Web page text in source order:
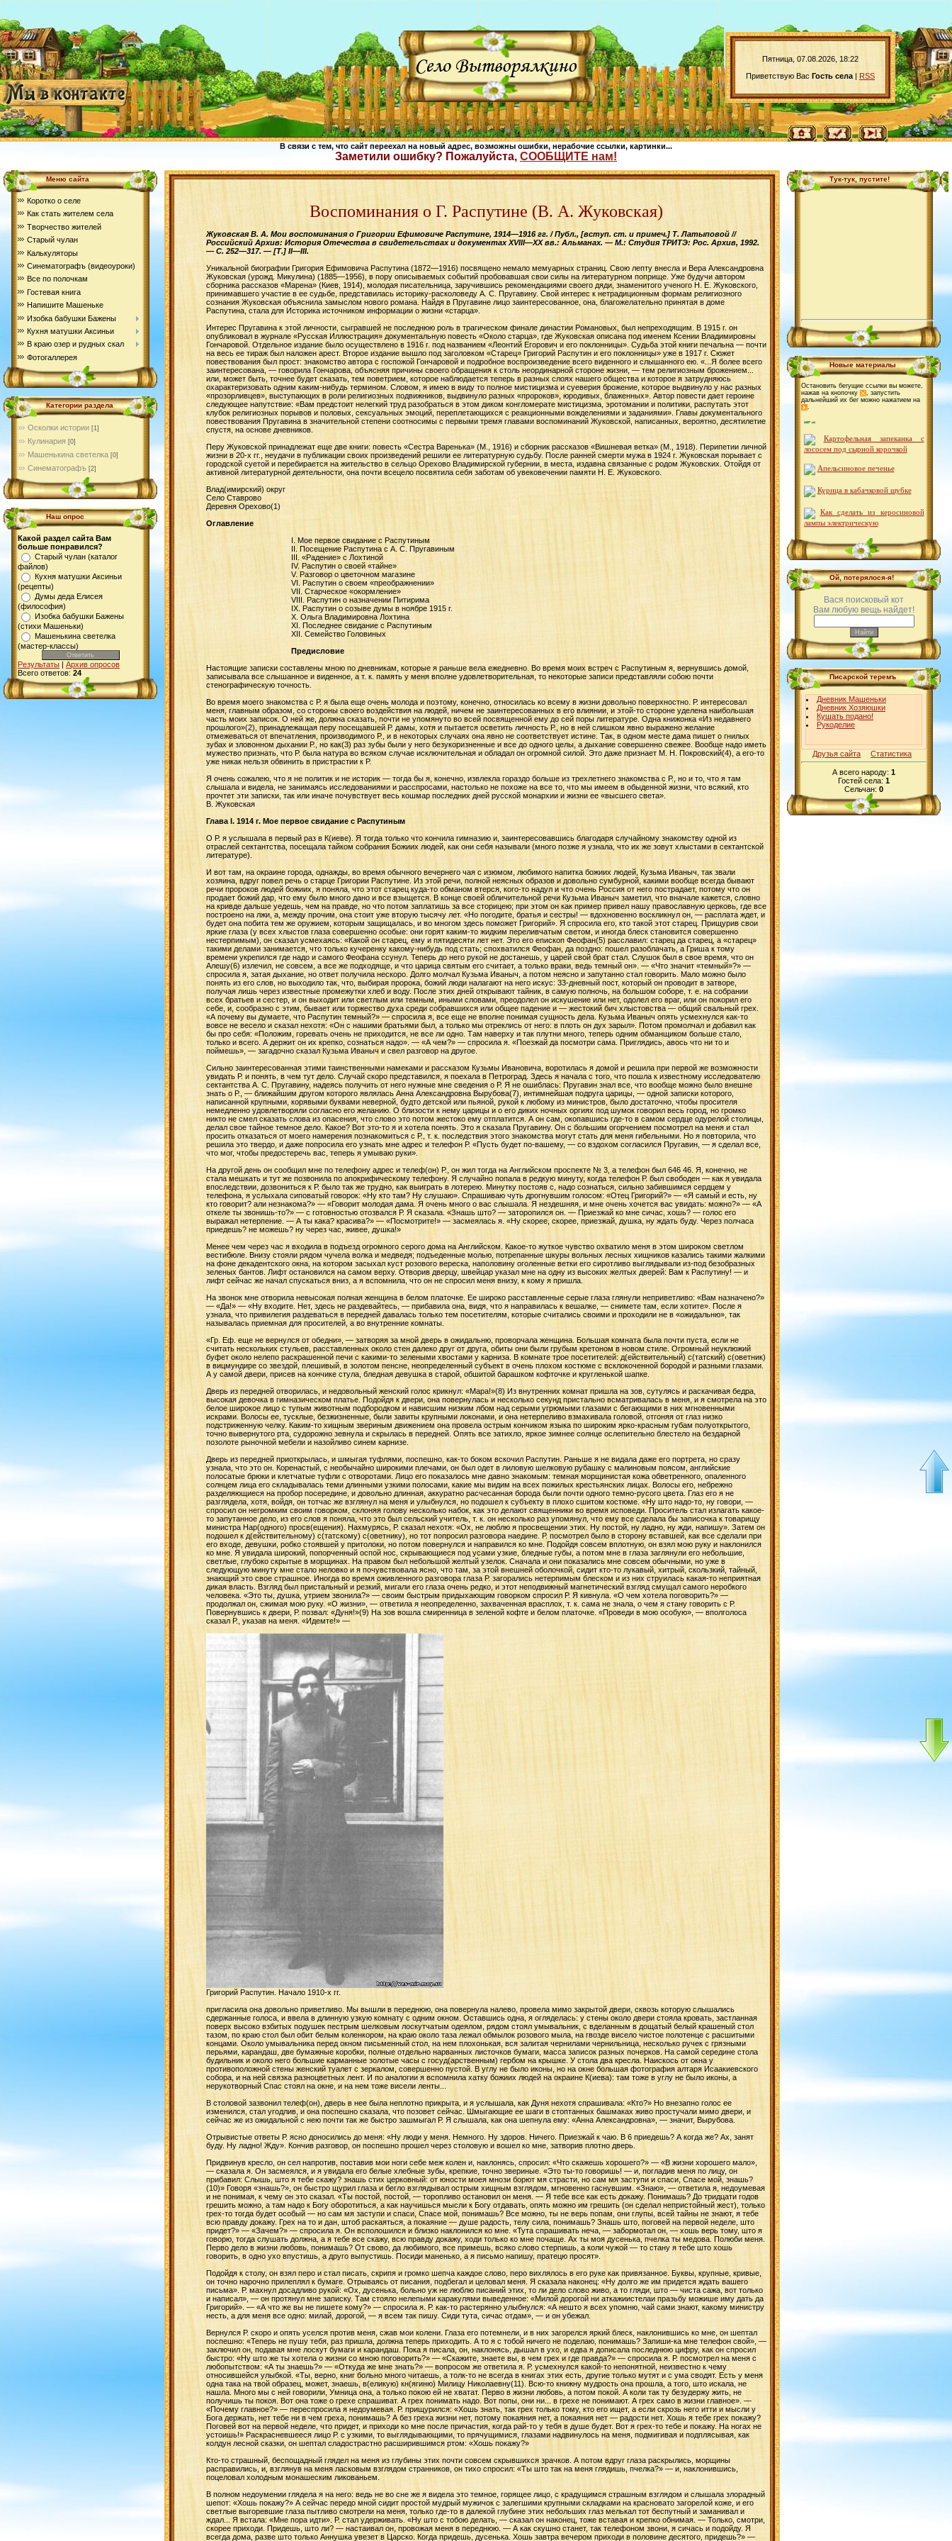
Пятница, 07.08.2026, 18:22
Приветствую Вас Гость села | RSS
В связи с тем, что сайт переехал на новый адрес, возможны ошибки, нерабочие ссылки, картинки...
Заметили ошибку? Пожалуйста, СООБЩИТЕ нам!
Меню сайта
Коротко о селе
Как стать жителем села
Творчество жителей
Старый чулан
Калькуляторы
Синематографъ (видеоуроки)
Все по полочкам
Гостевая книга
Напишите Машеньке
Изобка бабушки Бажены
Кухня матушки Аксиньи
В краю озер и рудных скал
Фотогаллерея
Категории раздела
Осколки истории [1]
Кулинария [0]
Машенькина светелка [0]
Синематографъ [2]
Наш опрос
Какой раздел сайта Вам
больше понравился?
Старый чулан (каталог
файлов)
Кухня матушки Аксиньи
(рецепты)
Думы деда Елисея
(философия)
Изобка бабушки Бажены
(стихи Машеньки)
Машенькина светелка
(мастер-классы)
Результаты | Архив опросов
Всего ответов: 24
Воспоминания о Г. Распутине (В. А. Жуковская)
Жуковская В. А. Мои воспоминания о Григории Ефимовиче Распутине, 1914—1916 гг. / Публ., [вступ. ст. и примеч.] Т. Латыповой //
Российский Архив: История Отечества в свидетельствах и документах XVIII—XX вв.: Альманах. — М.: Студия ТРИТЭ: Рос. Архив, 1992.
— С. 252—317. — [Т.] II—III.
Уникальной биографии Григория Ефимовича Распутина (1872—1916) посвящено немало мемуарных страниц. Свою лепту внесла и Вера Александровна
Жуковская (урожд. Микулина) (1885—1956), в пору описываемых событий пробовавшая свои силы на литературном поприще. Уже будучи автором
сборника рассказов «Марена» (Киев, 1914), молодая писательница, заручившись рекомендациями своего дяди, знаменитого ученого Н. Е. Жуковского,
принимавшего участие в ее судьбе, представилась историку-расколоведу А. С. Пругавину. Свой интерес к нетрадиционным формам религиозного
сознания Жуковская объяснила замыслом нового романа. Найдя в Пругавине лицо заинтересованное, она, благожелательно принятая в доме
Распутина, стала для Историка источником информации о жизни «старца».
Интерес Пругавина к этой личности, сыгравшей не последнюю роль в трагическом финале династии Романовых, был непреходящим. В 1915 г. он
опубликовал в журнале «Русская Иллюстрация» документальную повесть «Около старца», где Жуковская описана под именем Ксении Владимировны
Гончаровой. Отдельное издание было осуществлено в 1916 г. под названием «Леонтий Егорович и его поклонницы». Судьба этой книги печальна — почти
на весь ее тираж был наложен арест. Второе издание вышло под заголовком «Старец» Григорий Распутин и его поклонницы» уже в 1917 г. Сюжет
повествования был прост: знакомство автора с госпожой Гончаровой и подробное воспроизведение всего виденного и слышанного ею. «...Я более всего
заинтересована, — говорила Гончарова, объясняя причины своего обращения к столь неординарной стороне жизни, — тем религиозным брожением...
или, может быть, точнее будет сказать, тем поветрием, которое наблюдается теперь в разных слоях нашего общества и которое я затрудняюсь
охарактеризовать одним каким-нибудь термином. Словом, я имею в виду то полное мистицизма и суеверия брожение, которое выдвинуло у нас разных
«прозорливцев», выступающих в роли религиозных подвижников, выдвинуло разных «пророков», юродивых, блаженных». Автор повести дает героине
следующее напутствие: «Вам предстоит нелегкий труд разобраться в этом диком конгломерате мистицизма, эротомании и политики, распутать этот
клубок религиозных порывов и половых, сексуальных эмоций, переплетающихся с реакционными вожделениями и заданиями». Главы документального
повествования Пругавина в значительной степени соотносимы с первыми тремя главами воспоминаний Жуковской, написанных, вероятно, десятилетие
спустя, на основе дневников.
Перу Жуковской принадлежат еще две книги: повесть «Сестра Варенька» (М., 1916) и сборник рассказов «Вишневая ветка» (М., 1918). Перипетии личной
жизни в 20-х гг., неудачи в публикации своих произведений решили ее литературную судьбу. После ранней смерти мужа в 1924 г. Жуковская порывает с
городской суетой и перебирается на жительство в сельцо Орехово Владимирской губернии, в места, издавна связанные с родом Жуковских. Отойдя от
активной литературной деятельности, она почти всецело посвятила себя заботам об увековечении памяти Н. Е. Жуковского.
Влад(имирский) округ
Село Ставрово
Деревня Орехово(1)
Оглавление
I. Мое первое свидание с Распутиным
II. Посещение Распутина с А. С. Пругавиным
III. «Радение» с Лохтиной
IV. Распутин о своей «тайне»
V. Разговор о цветочном магазине
VI. Распутин о своем «преображнении»
VII. Старческое «окормление»
VIII. Распутин о назначении Питирима
IX. Распутин о созыве думы в ноябре 1915 г.
X. Ольга Владимировна Лохтина
XI. Последнее свидание с Распутиным
XII. Семейство Головиных
Предисловие
Настоящие записки составлены мною по дневникам, которые я раньше вела ежедневно. Во время моих встреч с Распутиным я, вернувшись домой,
записывала все слышанное и виденное, а т. к. память у меня вполне удовлетворительная, то некоторые записи представляли собою почти
стенографическую точность.
Во время моего знакомства с Р. я была еще очень молода и поэтому, конечно, относилась ко всему в жизни довольно поверхностно. Р. интересовал
меня, главным образом, со стороны своего воздействия на людей, ничем не заинтересованных в его влиянии, и этой-то стороне уделена наибольшая
часть моих записок. О ней же, должна сказать, почти не упомянуто во всей посвященной ему до сей поры литературе. Одна книжонка «Из недавнего
прошлого»(2), принадлежащая перу посещавшей Р. дамы, хотя и пытается осветить личность Р., но в ней слишком явно выражено желание
отмежеваться от впечатления, производимого Р., и в некоторых случаях она явно не соответствует истине. Так, в одном месте дама пишет о гнилых
зубах и зловонном дыхании Р., но как(3) раз зубы были у него безукоризненные и все до одного целы, а дыхание совершенно свежее. Вообще надо иметь
мужество признать, что Р. была натура во всяком случае исключительная и обладал он огромной силой. Это даже признает М. Н. Покровский(4), а его-то
уже никак нельзя обвинить в пристрастии к Р.
Я очень сожалею, что я не политик и не историк — тогда бы я, конечно, извлекла гораздо больше из трехлетнего знакомства с Р., но и то, что я там
слышала и видела, не занимаясь исследованиями и расспросами, настолько не похоже на все то, что мы имеем в обыденной жизни, что всякий, кто
прочтет эти записки, так или иначе почувствует весь кошмар последних дней русской монархии и жизни ее «высшего света».
В. Жуковская
Глава I. 1914 г. Мое первое свидание с Распутиным
О Р. я услышала в первый раз в К(иеве). Я тогда только что кончила гимназию и, заинтересовавшись благодаря случайному знакомству одной из
отраслей сектантства, посещала тайком собрания Божиих людей, как они себя называли (много позже я узнала, что их же зовут хлыстами в сектантской
литературе).
И вот там, на окраине города, однажды, во время обычного вечернего чая с изюмом, любимого напитка божиих людей, Кузьма Иваныч, так звали
хозяина, вдруг повел речь о старце Григории Распутине. Из этой речи, полной неясных образов и довольно сумбурной, какими вообще всегда бывают
речи пророков людей божиих, я поняла, что этот старец куда-то обманом втерся, кого-то надул и что очень Россия от него пострадает, потому что он
продает божий дар, что ему было много дано и все взыщется. В конце своей обличительной речи Кузьма Иваныч заметил, что вначале кажется, словно
на кривде дальше уедешь, чем на правде, но что потом заплатишь за все сторицею; при этом он как пример привел нашу православную церковь, где все
построено на лжи, а, между прочим, она стоит уже вторую тысячу лет. «Но погодите, братья и сестры! — вдохновенно воскликнул он, — расплата ждет, и
будет она побита тем же оружием, которым защищалась, и во многом здесь поможет Григорий». Я спросила его, кто такой этот старец. Прищурив свои
яркие глаза (у всех хлыстов глаза совершенно особые: они горят каким-то жидким переливчатым светом, и иногда блеск становится совершенно
нестерпимым), он сказал усмехаясь: «Какой он старец, ему и пятидесяти лет нет. Это его епископ Феофан(5) расславил: старец да старец, а «старец»
такими делами занимается, что только кучеренку какому-нибудь под стать; спохватился Феофан, да поздно: пошел разоблачать, а Гриша к тому
времени укрепился где надо и самого Феофана ссунул. Теперь до него рукой не достанешь, у царей свой брат стал. Слушок был в свое время, что он
Алешу(6) излечил, не совсем, а все же подходяще, и что царица святым его считает, а только враки, ведь темный он». — «Что значит «темный»?» —
спросила я, затая дыхание, но ответ получила нескоро. Долго молчал Кузьма Иваныч, а потом неясно и запутанно стал говорить. Мало можно было
понять из его слов, но выходило так, что, выбирая пророка, божий люди налагают на него искус: 33-дневный пост, который он проводит в затворе,
получая лишь через известные промежутки хлеб и воду. После этих дней открывают тайник, в самую полночь, на большом соборе, т. е. на собрании
всех братьев и сестер, и он выходит или светлым или темным, иными словами, преодолел он искушение или нет, одолел его враг, или он покорил его
себе, и, сообразно с этим, бывает или торжество духа среди собравшихся или общее падение и — жестокий бич хлыстовства — общий свальный грех.
«А почему вы думаете, что Распутин темный?» — спросила я, все еще не вполне понимая сущность дела. Кузьма Иваныч опять усмехнулся как-то
вовсе не весело и сказал нехотя: «Он с нашими братьями был, а только мы отреклись от него: в плоть он дух зарыл». Потом промолчал и добавил как
бы про себя: «Положим, горевать очень не приходится, не все ли одно. Там наверху и так плутни много, теперь одним обманщиком больше стало,
только и всего. А держит он их крепко, сознаться надо». — «А чем?» — спросила я. «Поезжай да посмотри сама. Приглядись, авось что ни то и
поймешь», — загадочно сказал Кузьма Иваныч и свел разговор на другое.
Сильно заинтересованная этими таинственными намеками и рассказом Кузьмы Ивановича, воротилась я домой и решила при первой же возможности
увидать Р. и понять, в чем тут дело. Случай скоро представился, я поехала в Петроград. Здесь я начала с того, что пошла к известному исследователю
сектантства А. С. Пругавину, надеясь получить от него нужные мне сведения о Р. Я не ошиблась: Пругавин знал все, что вообще можно было внешне
знать о Р., — ближайшим другом которого являлась Анна Александровна Вырубова(7), интимнейшая подруга царицы, — одной записки которого,
написанной крупными, корявыми буквами неверной, будто детской или пьяной, рукой к любому из министров, было достаточно, чтобы просителя
немедленно удовлетворяли согласно его желанию. О близости к нему царицы и о его диких ночных оргиях под шумок говорил весь город, но громко
никто не смел сказать слова из опасения, что слово это потом жестоко ему отплатится. А он сам, окопавшись где-то в самом сердце одурелой столицы,
делал свое тайное темное дело. Какое? Вот это-то я и хотела понять. Это я сказала Пругавину. Он с большим огорчением посмотрел на меня и стал
просить отказаться от моего намерения познакомиться с Р., т. к. последствия этого знакомства могут стать для меня гибельными. Но я повторила, что
решила это твердо, и даже попросила его узнать мне адрес и телефон Р. «Пусть будет по-вашему, — со вздохом согласился Пругавин, — я сделал все,
что мог, чтобы предостеречь вас, теперь я умываю руки».
На другой день он сообщил мне по телефону адрес и телеф(он) Р., он жил тогда на Английском проспекте № 3, а телефон был 646 46. Я, конечно, не
стала мешкать и тут же позвонила по апокрифическому телефону. Я случайно попала в редкую минуту, когда телефон Р. был свободен — как я увидала
впоследствии, дозвониться к Р. было так же трудно, как выиграть в лотерею. Минутку постояв с, надо сознаться, сильно забившимся сердцем у
телефона, я услыхала сиповатый говорок: «Ну кто там? Ну слушаю». Спрашиваю чуть дрогнувшим голосом: «Отец Григорий?» — «Я самый и есть, ну
кто говорит? али незнакома?» — «Говорит молодая дама. Я очень много о вас слышала. Я нездешняя, и мне очень хочется вас увидать: можно?» — «А
откеле ты звонишь-то?» — с готовностью отозвался Р. Я сказала. «Знашь што? — заторопился он. — Приезжай ко мне сичас, хошь? — голос его
выражал нетерпение. — А ты кака? красива?» — «Посмотрите!» — засмеялась я. «Ну скорее, скорее, приезжай, душка, ну ждать буду. Через полчаса
приедешь? не можешь? ну через час, живее, душка!»
Менее чем через час я входила в подъезд огромного серого дома на Английском. Какое-то жуткое чувство охватило меня в этом широком светлом
вестибюле. Внизу стояли рядом чучела волка и медведя; подъеденные молью, потрепанные шкуры вольных лесных хищников казались такими жалкими
на фоне декадентского окна, на котором засыхал куст розового вереска, наполовину оголенные ветки его сиротливо выглядывали из-под безобразных
зеленых бантов. Лифт остановился на самом верху. Отворив дверцу, швейцар указал мне на одну из высоких желтых дверей: Вам к Распутину! — и
лифт сейчас же начал спускаться вниз, а я вспомнила, что он не спросил меня внизу, к кому я пришла.
На звонок мне отворила невысокая полная женщина в белом платочке. Ее широко расставленные серые глаза глянули неприветливо: «Вам назначено?»
— «Да!» — «Ну входите. Нет, здесь не раздевайтесь, — прибавила она, видя, что я направилась к вешалке, — снимете там, если хотите». После я
узнала, что привилегия раздеваться в передней давалась только тем посетителям, которые считались своими и проходили не в «ожидальню», так
называлась приемная для просителей, а во внутренние комнаты.
«Гр. Еф. еще не вернулся от обедни», — затворяя за мной дверь в ожидальню, проворчала женщина. Большая комната была почти пуста, если не
считать нескольких стульев, расставленных около стен далеко друг от друга, обиты они были грубым кретоном в новом стиле. Огромный неуклюжий
буфет около нелепо раскрашенной печи с какими-то зелеными хвостами у карниза. В комнате трое посетителей: д(ействительный) с(татский) с(оветник)
в вицмундире со звездой, плешивый, в золотом пенсне, неопределенный субъект в очень плохом костюме с всклокоченной бородой и разными глазами.
А у самой двери, присев на кончике стула, бледная девушка в старой, обшитой барашком кофточке и кругленькой шапке.
Дверь из передней отворилась, и недовольный женский голос крикнул: «Мара!»(8) Из внутренних комнат пришла на зов, сутулясь и раскачивая бедра,
высокая девочка в гимназическом платье. Подойдя к двери, она повернулась и несколько секунд пристально всматривалась в меня, и я смотрела на это
белое широкое лицо с тупым животным подбородком и нависшим низким лбом над серыми угрюмыми глазами с бегающими в них мгновенными
искрами. Волосы ее, тусклые, безжизненные, были завиты крупными локонами, и она нетерпеливо взмахивала головой, отгоняя от глаз низко
подстриженную челку. Каким-то хищным звериным движением она провела острым кончиком языка по широким ярко-красным губам полуоткрытого,
точно вывернутого рта, судорожно зевнула и скрылась в передней. Опять все затихло, яркое зимнее солнце ослепительно блестело на бездарной
позолоте рыночной мебели и назойливо синем карнизе.
Дверь из передней приоткрылась, и шмыгая туфлями, поспешно, как-то боком вскочил Распутин. Раньше я не видала даже его портрета, но сразу
узнала, что это он. Коренастый, с необычайно широкими плечами, он был одет в лиловую шелковую рубашку с малиновым поясом, английские
полосатые брюки и клетчатые туфли с отворотами. Лицо его показалось мне давно знакомым: темная морщинистая кожа обветренного, опаленного
солнцем лица его складывалась теми длинными узкими полосами, какие мы видим на всех пожилых крестьянских лицах. Волосы его, небрежно
разделяющиеся на пробор посередине, и довольно длинная, аккуратно расчесанная борода были почти одного темно-русого цвета. Глаз его я не
разглядела, хотя, войдя, он тотчас же взглянул на меня и улыбнулся, но подошел к субъекту в плохо сшитом костюме. «Ну што надо-то, ну говори, —
спросил он негромким своим говорком, склоняя голову несколько набок, как это делают священники во время исповеди. Проситель стал излагать какое-
то запутанное дело, из его слов я поняла, что это был сельский учитель, т. к. он несколько раз упомянул, что ему все сделала бы записочка к товарищу
министра Нар(одного) просв(ещения). Нахмурясь, Р. сказал нехотя: «Ох, не люблю я просвещении этих. Ну постой, ну ладно, ну жди, напишу». Затем он
подошел к д(ействительному) с(татскому) с(оветнику), но тот попросил разговора наедине. Р. посмотрел было в сторону вставшей, как все сделали при
его входе, девушки, робко стоявшей у притолоки, но потом повернулся и направился ко мне. Подойдя совсем вплотную, он взял мою руку и наклонился
ко мне. Я увидала широкий, попорченный оспой нос, скрывающиеся под усами узкие, бледные губы, а потом мне в глаза заглянули его небольшие,
светлые, глубоко скрытые в морщинах. На правом был небольшой желтый узелок. Сначала и они показались мне совсем обычными, но уже в
следующую минуту мне стало неловко и я почувствовала ясно, что там, за этой внешней оболочкой, сидит кто-то лукавый, хитрый, скользкий, тайный,
знающий это свое страшное. Иногда во время оживленного разговора глаза Р. загорались нетерпимым блеском и из них струилась какая-то неприятная
дикая власть. Взгляд был пристальный и резкий, мигали его глаза очень редко, и этот неподвижный магнетический взгляд смущал самого неробкого
человека. «Это ты, душка, утрием звонила?» — своим быстрым придыхающим говорком спросил Р. Я кивнула. «О чем хотела поговорить?» —
продолжал он, сжимая мою руку. «О жизни», — ответила я неопределенно, захваченная врасплох, т. к. сама не знала, о чем я стану говорить с Р.
Повернувшись к двери, Р. позвал: «Дуня!»(9) На зов вошла смиренница в зеленой кофте и белом платочке. «Проведи в мою особую», — вполголоса
сказал Р., указав на меня. «Идемте!» —
Григорий Распутин. Начало 1910-х гг.
пригласила она довольно приветливо. Мы вышли в переднюю, она повернула налево, провела мимо закрытой двери, сквозь которую слышались
сдержанные голоса, и ввела в длинную узкую комнату с одним окном. Оставшись одна, я огляделась: у стены около двери стояла кровать, застланная
поверх высоко взбитых подушек пестрым шелковым лоскутчатым одеялом, рядом стоял умывальник, с вделанным в дощатый белый крашеный стол
тазом, по краю стол был обит белым коленкором, на краю около таза лежал обмылок розового мыла, на гвозде висело чистое полотенце с расшитыми
концами. Около умывальника перед окном письменный стол, на нем плохонькая, вся залитая чернилами чернильница, несколько ручек с грязными
перьями, карандаш, две бумажные коробки, полные отдельно нарванных листочков бумаги, масса записок разных почерков. На самой середине стола
будильник и около него большие карманные золотые часы с госуд(арственным) гербом на крышке. У стола два кресла. Наискось от окна у
противоположной стены женский туалет с зеркалом, совершенно пустой. В углу не было иконы, но на окне большая фотография алтаря Исаакиевского
собора, и на ней связка разноцветных лент. И по аналогии я вспомнила хатку божиих людей на окраине К(иева): там тоже в углу не было иконы, а
нерукотворный Спас стоял на окне, и на нем тоже висели ленты...
В столовой зазвонил телеф(он), дверь в нее была неплотно прикрыта, и я услышала, как Дуня нехотя спрашивала: «Кто?» Но внезапно голос ее
изменился, стал угодлив, и она поспешно сказала, что позовет сейчас. Шмыгающие ее шаги в стоптанных башмаках живо простучали мимо двери, и
сейчас же из ожидальной с нею почти так же быстро зашмыгал Р. Я слышала, как она шепнула ему: «Анна Александровна», — значит, Вырубова.
Отрывистые ответы Р. ясно доносились до меня: «Ну люди у меня. Немного. Ну здоров. Ничего. Приезжай к чаю. В 6 приедешь? А когда же? Ах, занят
буду. Ну ладно! Жду». Кончив разговор, он поспешно прошел через столовую и вошел ко мне, затворив плотно дверь.
Придвинув кресло, он сел напротив, поставив мои ноги себе меж колен и, наклонясь, спросил: «Что скажешь хорошего?» — «В жизни хорошего мало»,
— сказала я. Он засмеялся, и я увидала его белые хлебные зубы, крепкие, точно звериные. «Это ты-то говоришь! — и, погладив меня по лицу, он
прибавил: Слышь, што я тебе скажу? знашь стих церковный: от юности моея мнози борют мя страсти, но сам мя заступи и спаси, Спасе мой, знашь?
(10)» Говоря «знашь?», он быстро щурил глаза и бегло взглядывал острым хищным взглядом, мгновенно гаснувшим. «Знаю», — ответила я, недоумевая
и не понимая, к чему он это сказал. «Ты постой, постой, — торопливо остановил он меня. — Я тебе все как есть докажу. Понимашь? До тридцати годов
грешить можно, а там надо к Богу оборотиться, а как научишься мысли к Богу отдавать, опять можно им грешить (он сделал непристойный жест), только
грех-то тогда будет особый — но сам мя заступи и спаси, Спасе мой, понимашь? Все можно, ты не верь попам, они глупы, всей тайны не знают, я тебе
всю правду докажу. Грех на то и дан, штоб раскаяться, а покаяние — душе радость, телу сила, понимашь? Знашь што, поговей на первой неделе, што
придет?» — «Зачем?» — спросила я. Он всполошился и близко наклонился ко мне. «Тута спрашивать неча, — забормотал он, — хошь верь тому, што я
говорю, тогда слушать должна, а я тебе все скажу, всю правду докажу, ходи только ко мне почаще. Ах ты моя дусенька, пчелка ты медова. Полюби меня.
Перво дело в жизни любовь, понимашь? От свово, да любимого, все примешь, всяко слово стерпишь, а коли чужой — то стану я тебе што хошь
говорить, в одно ухо впустишь, а друго выпустишь. Посиди маненько, а я письмо напишу, пратецю просят».
Подойдя к столу, он взял перо и стал писать, скрипя и громко шепча каждое слово, перо вихлялось в его руке как привязанное. Буквы, крупные, кривые,
он точно нарочно прилеплял к бумаге. Отрываясь от писания, подбегал и целовал меня. Я сказала наконец: «Ну долго же им придется ждать вашего
письма». Р. махнул досадливо рукой: «Ох, дусенька, больно уж не люблю писаний этих, то ли дело слово живо, а то гляди, што — чиста сажа, вот только
и написал», — он протянул мне записку. Там стояло нелепыми каракулями выведенное: «Милой дорогой ни аткажиистелаи празьбу можише иму дать да
Григорий». — «А что же вы не пишете кому?» — спросила я. Р. как-то растерянно улыбнулся: «А нешто я всех упомню, чай сами знают, какому министру
несть, а для меня все одно: милай, дорогой, — я всем так пишу. Сиди тута, сичас отдам», — и он убежал.
Вернулся Р. скоро и опять уселся против меня, сжав мои колени. Глаза его потемнели, и в них загорелся яркий блеск, наклонившись ко мне, он шептал
поспешно: «Теперь не пушу тебя, раз пришла, должна теперь приходить. А то я с тобой ничего не поделаю, понимашь? Запиши-ка мне телефон свой», —
заключил он, подавая мне лоскут бумаги и карандаш. Пока я писала, он, наклонясь, дышал в ухо, и едва я дописала последнюю цифру, как он спросил
быстро: «Ну што же ты хотела о жизни со мною поговорить?» — «Скажите, знаете вы, в чем грех и где правда?» — спросила я. Р. посмотрел на меня с
любопытством: «А ты знаешь?» — «Откуда же мне знать?» — вопросом же ответила я. Р. усмехнулся какой-то непонятной, неизвестно к чему
относившейся улыбкой. «Ты, верно, книг больно много читаешь, а толк-то не всегда в книгах этих есть, другие только мутят и с ума сводят. Есть у меня
одна така на твой образец, может, знаешь, в(еликую) кн(ягиню) Милицу Николаевну(11). Всю-то книжну мудрость она прошла, а того, што искала, не
нашла. Много мы с ней говорили, Умница она, а только покою ей не хватат. Перво в жизни любовь, а потом покой. А коли так ту безудержу жить, не
получишь ты покоя. Вот она тоже о грехе спрашиват. А грех понимать надо. Вот попы, они ни... в грехе не понимают. А грех само в жизни главное». —
«Почему главное?» — переспросила я недоумевая. Р. прищурился: «Хошь знать, так грех только тому, кто его ищет, а если скрозь него итти и мысли у
Бога держать, нет тебе ни в чем греха, понимашь? А без греха жизни нет, потому покаяния нет, а покаяния нет — радости нет. Хошь я тебе грех покажу?
Поговей вот на первой неделе, что придет, и приходи ко мне после причастия, когда рай-то у тебя в душе будет. Вот я грех-то тебе и покажу. На ногах не
устоишь!» Раскрасневшееся лицо Р. с узкими, то выглядывающими, то прячущимися, глазами надвинулось на меня, подмигивая и подплясывая, как
колдун лесной сказки, он шептал сладострастно расширившимся ртом: «Хошь покажу?»
Кто-то страшный, беспощадный глядел на меня из глубины этих почти совсем скрывшихся зрачков. А потом вдруг глаза раскрылись, морщины
расправились, и, взглянув на меня ласковым взглядом странников, он тихо спросил: «Ты што так на меня глядишь, пчелка?» — и, наклонившись,
поцеловал холодным монашеским ликованьем.
В полном недоумении глядела я на него: ведь не во сне же я видела это темное, горящее лицо, с крадущимся страшным взглядом и слышала злорадный
шепот: «Хошь покажу?» А сейчас передо мной сидит простой мудрый мужичок с залегшими крупными складками на красновато загорелой коже, и его
светлые выгоревшие глаза пытливо смотрели на меня, только где-то в далекой глубине этих небольших глаз мелькал тот беспутный и заманивал и
ждал... Я встала: «Мне пора идти». Р. стал удерживать. «Ну што с тобою делать, — сказал он наконец, тоже вставая и крепко обнимая. — Только, смотри,
скорее приходи. Придешь, што ли? — настаивал он, провожая меня в переднюю. — А как скушно станет, так телефоном звони, я сичась и подойду. Я
всегда дома, разве што только Аннушка увезет в Царско. Когда придешь, дусенька. Хошь завтра вечером приходи в половине десятого, придешь?» —
Тук-тук, пустите!
Новые материалы
Остановить бегущие ссылки вы можете,
нажав на кнопочку
, запустить
дальнейший их бег можно нажатием на
.
Волосы из атласных лент
лососем под сырной корочкой
Апельсиновое печенье
лампы электрическую
Обновляем абажур
Реанимируем старый парик
Реставрация часов с кукушкой
салфетку для декупажа из простой
салфетки
Приспособление для удобной
зарядки телефона
Скульптурный текстиль. Урок
девятый. Гусли
Скульптурный текстиль. Урок
восьмой. Макияж и мелкие
доделки
Скульптурный текстиль. Урок
Скульптурный текстиль. Урок
шестой. Шьем портки
Скульптурный текстиль. Урок
пятый. Шьем рубашку
Беззубик по МК от Меджик
Ой, потерялося-я!
Вася поисковый кот
Вам любую вещь найдет!
Писарской теремъ
Дневник Машеньки
Дневник Хозяюшки
Кушать подано!
Рукоделие
Друзья сайта Статистика
А всего народу: 1
Гостей села: 1
Сельчан: 0